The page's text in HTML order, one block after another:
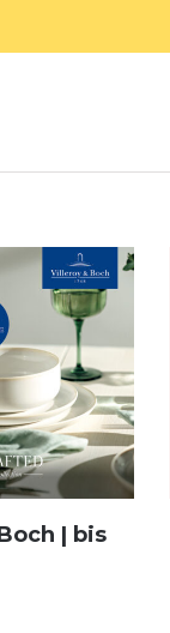
| bis